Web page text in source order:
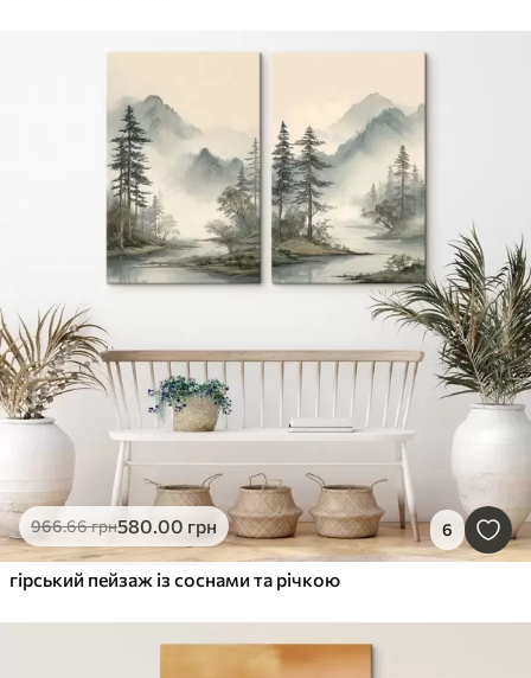
966.66грн580.00 грн 6
гірський пейзаж із соснами та річкою